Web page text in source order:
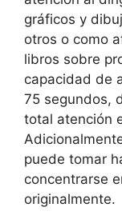
gráficos y
otros o como
libros sobre
capacidad de
75 segundos,
total atención
puede tomar
concentrarse
originalmente.